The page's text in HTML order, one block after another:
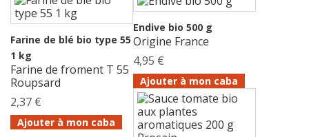
Farine de blé bio type 55
1 kg
Farine de froment T 55
Roupsard
2,37 €
Ajouter à mon caba
Endive bio 500 g
Origine France
4,95 €
Ajouter à mon caba